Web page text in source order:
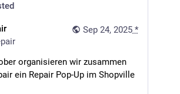
Sep 24, 2025 *
organisieren wir zusammen
ein Repair Pop-Up im Shopville